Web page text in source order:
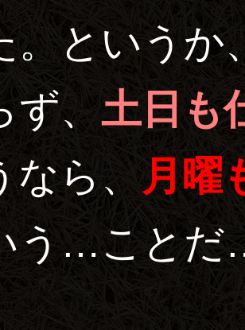
。というか
ず、土日も
なら、月曜
う…こと